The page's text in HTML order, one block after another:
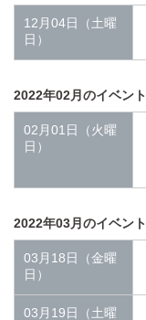
12月04日（土曜
日）
2022年02月のイベント
02月01日（火曜
日）
2022年03月のイベント
03月18日（金曜
日）
03月19日（土曜